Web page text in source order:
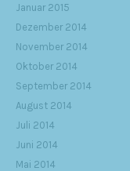
Januar 2015
Dezember 2014
November 2014
Oktober 2014
September 2014
August 2014
Juli 2014
Juni 2014
Mai 2014